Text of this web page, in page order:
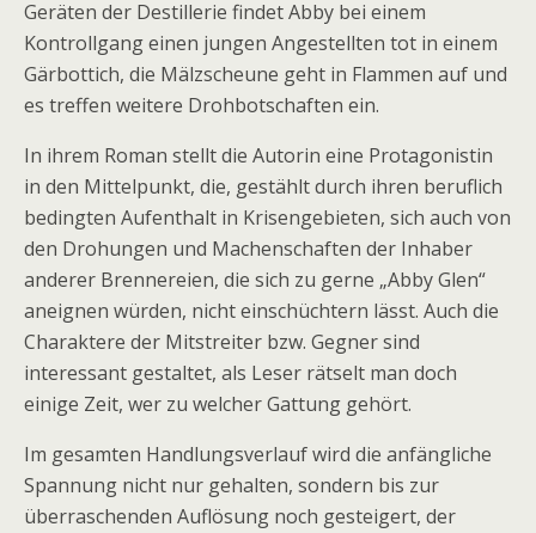
Geräten der Destillerie findet Abby bei einem
Kontrollgang einen jungen Angestellten tot in einem
Gärbottich, die Mälzscheune geht in Flammen auf und
es treffen weitere Drohbotschaften ein.
In ihrem Roman stellt die Autorin eine Protagonistin
in den Mittelpunkt, die, gestählt durch ihren beruflich
bedingten Aufenthalt in Krisengebieten, sich auch von
den Drohungen und Machenschaften der Inhaber
anderer Brennereien, die sich zu gerne „Abby Glen“
aneignen würden, nicht einschüchtern lässt. Auch die
Charaktere der Mitstreiter bzw. Gegner sind
interessant gestaltet, als Leser rätselt man doch
einige Zeit, wer zu welcher Gattung gehört.
Im gesamten Handlungsverlauf wird die anfängliche
Spannung nicht nur gehalten, sondern bis zur
überraschenden Auflösung noch gesteigert, der